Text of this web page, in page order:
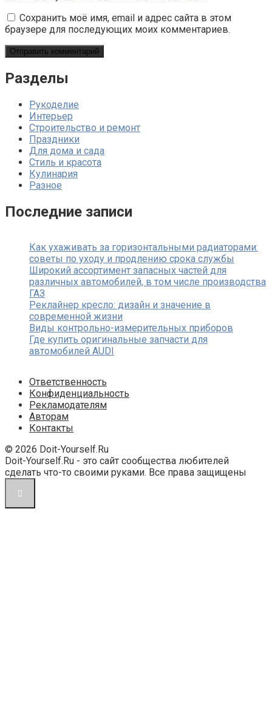
Сохранить моё имя, email и адрес сайта в этом
браузере для последующих моих комментариев.
Разделы
Рукоделие
Интерьер
Строительство и ремонт
Праздники
Для дома и сада
Стиль и красота
Кулинария
Разное
Последние записи
Как ухаживать за горизонтальными радиаторами:
советы по уходу и продлению срока службы
Широкий ассортимент запасных частей для
различных автомобилей, в том числе производства
ГАЗ
Реклайнер кресло: дизайн и значение в
современной жизни
Виды контрольно-измерительных приборов
Где купить оригинальные запчасти для
автомобилей AUDI
Ответственность
Конфиденциальность
Рекламодателям
Авторам
Контакты
© 2026 Doit-Yourself.Ru
Doit-Yourself.Ru - это сайт сообщества любителей
сделать что-то своими руками. Все права защищены